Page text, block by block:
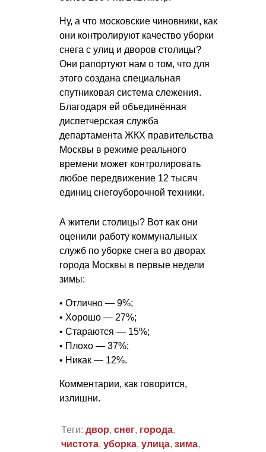
Ну, а что московские чиновники, как
они контролируют качество уборки
снега с улиц и дворов столицы?
Они рапортуют нам о том, что для
этого создана специальная
спутниковая система слежения.
Благодаря ей объединённая
диспетчерская служба
департамента ЖКХ правительства
Москвы в режиме реального
времени может контролировать
любое передвижение 12 тысяч
единиц снегоуборочной техники.
А жители столицы? Вот как они
оценили работу коммунальных
служб по уборке снега во дворах
города Москвы в первые недели
зимы:
• Отлично — 9%;
• Хорошо — 27%;
• Стараются — 15%;
• Плохо — 37%;
• Никак — 12%.
Комментарии, как говорится,
излишни.
Теги: двор, снег, города,
чистота, уборка, улица, зима,